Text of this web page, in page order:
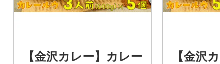
【金沢カレー】カレー
【金沢